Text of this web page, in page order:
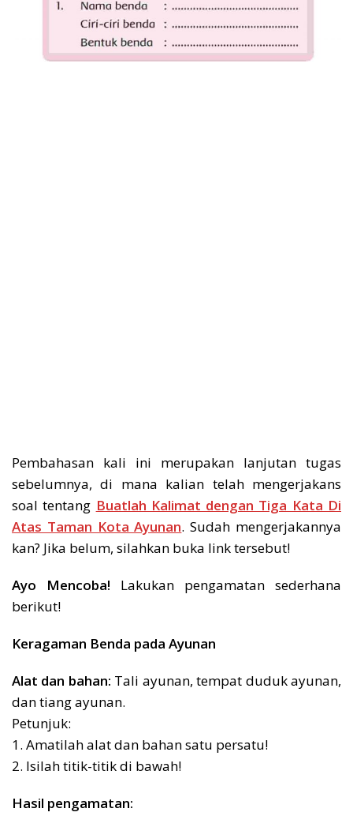
Pembahasan kali ini merupakan lanjutan tugas
sebelumnya, di mana kalian telah mengerjakans
soal tentang Buatlah Kalimat dengan Tiga Kata Di
Atas Taman Kota Ayunan. Sudah mengerjakannya
kan? Jika belum, silahkan buka link tersebut!
Ayo Mencoba! Lakukan pengamatan sederhana
berikut!
Keragaman Benda pada Ayunan
Alat dan bahan: Tali ayunan, tempat duduk ayunan,
dan tiang ayunan.
Petunjuk:
1. Amatilah alat dan bahan satu persatu!
2. Isilah titik-titik di bawah!
Hasil pengamatan: